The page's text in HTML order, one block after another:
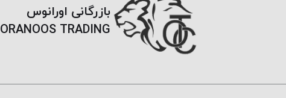
بازرگانی اورانوس
ORANOOS TRADING